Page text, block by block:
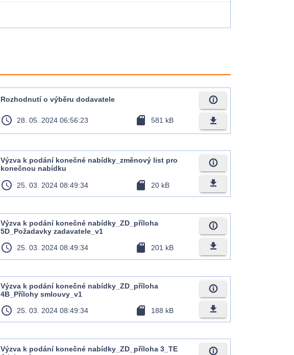
Rozhodnutí o výběru dodavatele
access_time 28. 05. 2024 06:56:23 sd_card 581 kB
info_outline
file_download
Výzva k podání konečné nabídky_změnový list pro
konečnou nabídku
access_time 25. 03. 2024 08:49:34 sd_card 20 kB
info_outline
file_download
Výzva k podání konečné nabídky_ZD_příloha
5D_Požadavky zadavatele_v1
access_time 25. 03. 2024 08:49:34 sd_card 201 kB
info_outline
file_download
Výzva k podání konečné nabídky_ZD_příloha
4B_Přílohy smlouvy_v1
access_time 25. 03. 2024 08:49:34 sd_card 188 kB
info_outline
file_download
Výzva k podání konečné nabídky_ZD_příloha 3_TE
info_outline